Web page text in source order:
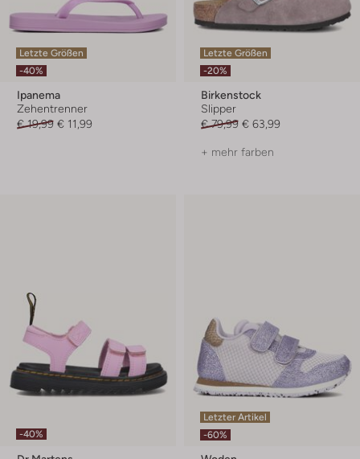
Letzte Größen
-40%
Ipanema
Zehentrenner
€ 19,99 € 11,99
Letzte Größen
-20%
Birkenstock
Slipper
€ 79,99 € 63,99
+ mehr farben
-40%
Letzter Artikel
-60%